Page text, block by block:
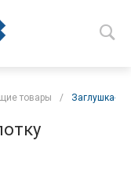
товары / Заглушка-